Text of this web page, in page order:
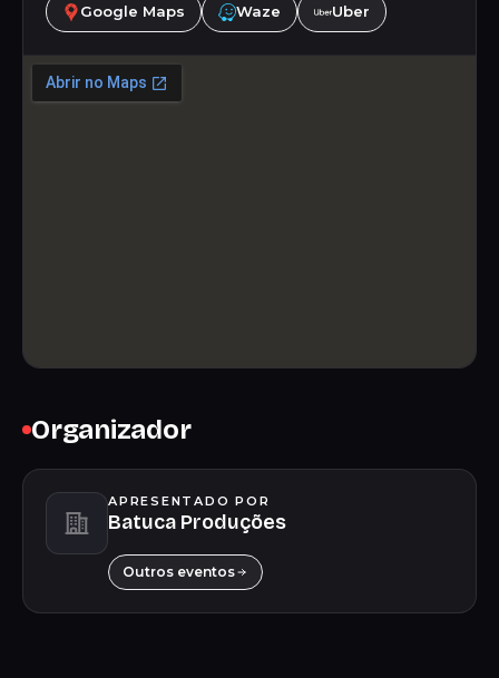
Google Maps Waze Uber
Organizador
APRESENTADO POR
Batuca Produções
Outros eventos